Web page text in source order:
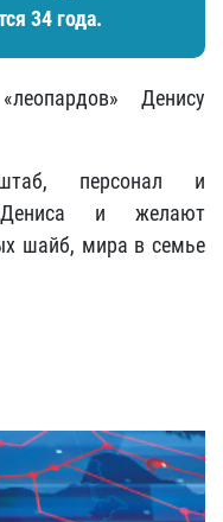
34 года.
Денису
штаб, персонал и
Дениса и желают
шайб, мира в семье